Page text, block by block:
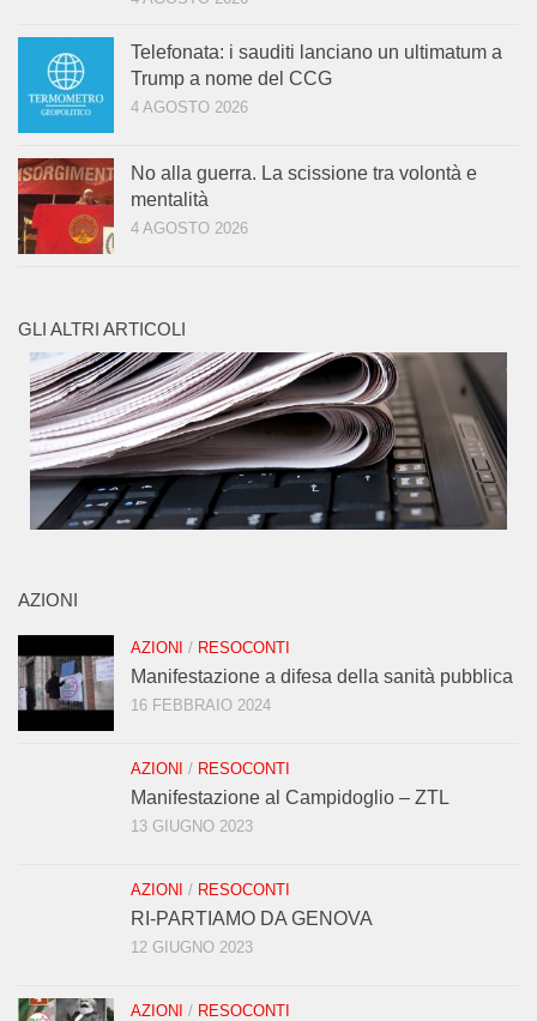
Telefonata: i sauditi lanciano un ultimatum a
Trump a nome del CCG
4 AGOSTO 2026
No alla guerra. La scissione tra volontà e
mentalità
4 AGOSTO 2026
GLI ALTRI ARTICOLI
AZIONI
AZIONI / RESOCONTI
Manifestazione a difesa della sanità pubblica
16 FEBBRAIO 2024
AZIONI / RESOCONTI
Manifestazione al Campidoglio – ZTL
13 GIUGNO 2023
AZIONI / RESOCONTI
RI-PARTIAMO DA GENOVA
12 GIUGNO 2023
AZIONI / RESOCONTI